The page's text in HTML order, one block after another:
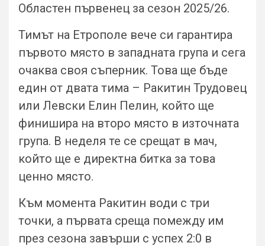
Областен първенец за сезон 2025/26.
Тимът на Етрополе вече си гарантира
първото място в западната група и сега
очаква своя съперник. Това ще бъде
един от двата тима – Ракитин Трудовец
или Левски Елин Пелин, който ще
финишира на второ място в източната
група. В неделя те се срещат в мач,
който ще е директна битка за това
ценно място.
Към момента Ракитин води с три
точки, а първата среща помежду им
през сезона завърши с успех 2:0 в